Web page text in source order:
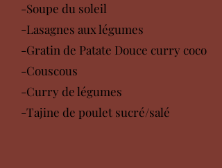
-Soupe du soleil
-Lasagnes aux légumes
-Gratin de Patate Douce curry coco
-Couscous
-Curry de légumes
-Tajine de poulet sucré/salé